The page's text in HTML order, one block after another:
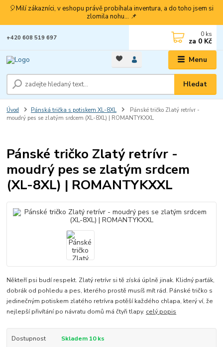
🎈Milí zákazníci, v eshopu právě probíhala inventura, a do toho jsem si
zlomila nohu... 📌
Menu
Hledat
+420 608 519 697 0 ks
za 0 Kč
Úvod Pánská trička s potiskem XL-8XL
Pánské tričko Zlatý retrívr -
moudrý pes se zlatým srdcem (XL-8XL) | ROMANTYKXXL
Pánské tričko Zlatý retrívr -
moudrý pes se zlatým srdcem
(XL-8XL) | ROMANTYKXXL
Někteří psi budí respekt. Zlatý retrívr si tě získá úplně jinak. Klidný parťák,
dobrák od pohledu a pes, kterého prostě musíš mít rád. Pánské tričko s
jedinečným potiskem zlatého retrívra potěší každého chlapa, který ví, že
nejlepší přivítání po návratu domů má čtyři tlapy. celý popis
Dostupnost
Skladem 10 ks